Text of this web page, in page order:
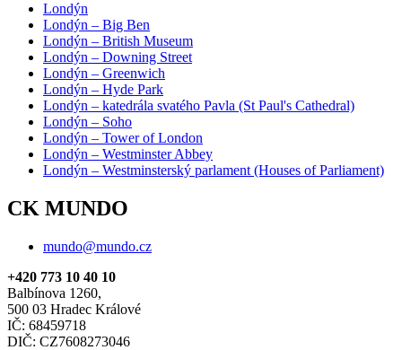
Londýn
Londýn – Big Ben
Londýn – British Museum
Londýn – Downing Street
Londýn – Greenwich
Londýn – Hyde Park
Londýn – katedrála svatého Pavla (St Paul's Cathedral)
Londýn – Soho
Londýn – Tower of London
Londýn – Westminster Abbey
Londýn – Westminsterský parlament (Houses of Parliament)
CK MUNDO
mundo@mundo.cz
+420 773 10 40 10
Balbínova 1260,
500 03 Hradec Králové
IČ: 68459718
DIČ: CZ7608273046